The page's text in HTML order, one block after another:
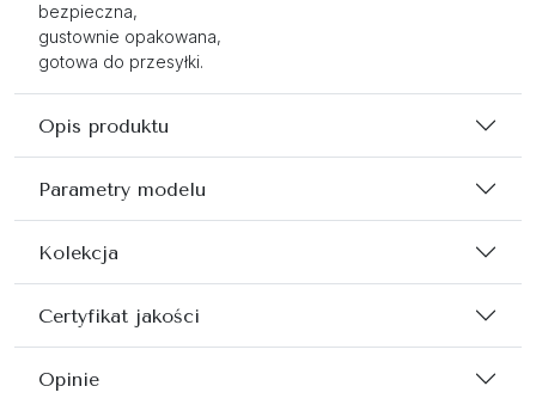
bezpieczna,
gustownie opakowana,
gotowa do przesyłki.
Opis produktu
Parametry modelu
Kolekcja
Certyfikat jakości
Opinie